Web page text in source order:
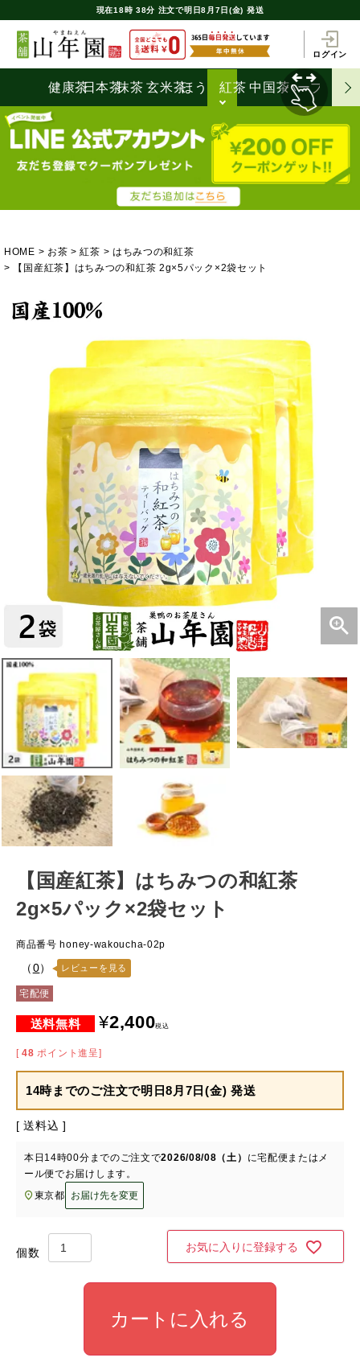
現在18時 38分 注文で明日8月7日(金) 発送
ログイン
健康茶日本茶抹茶 玄米茶ほうじ茶
紅茶 中国茶ハーブティ
HOME お茶 紅茶
はちみつの和紅茶
【国産紅茶】はちみつの和紅茶 2g×5パック×2袋セット
【国産紅茶】はちみつの和紅茶
2g×5パック×2袋セット
商品番号 honey-wakoucha-02p
（0） レビューを見る
宅配便
¥2,400税込
[ 48 ポイント進呈]
14時までのご注文で明日8月7日(金) 発送
送料込
本日 14時00分 までのご注文で2026/08/08（土） に宅配便またはメ
ール便でお届けします。
東京都
お届け先を変更
お気に入りに登録する
カートに入れる